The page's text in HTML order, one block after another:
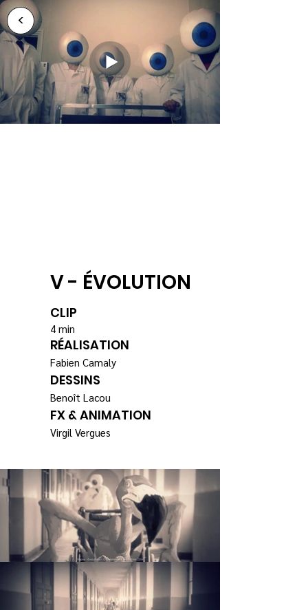
V - ÉVOLUTION
CLIP
4 min
RÉALISATION
Fabien Camaly
DESSINS
Benoît Lacou
FX & ANIMATION
Virgil Vergues
<